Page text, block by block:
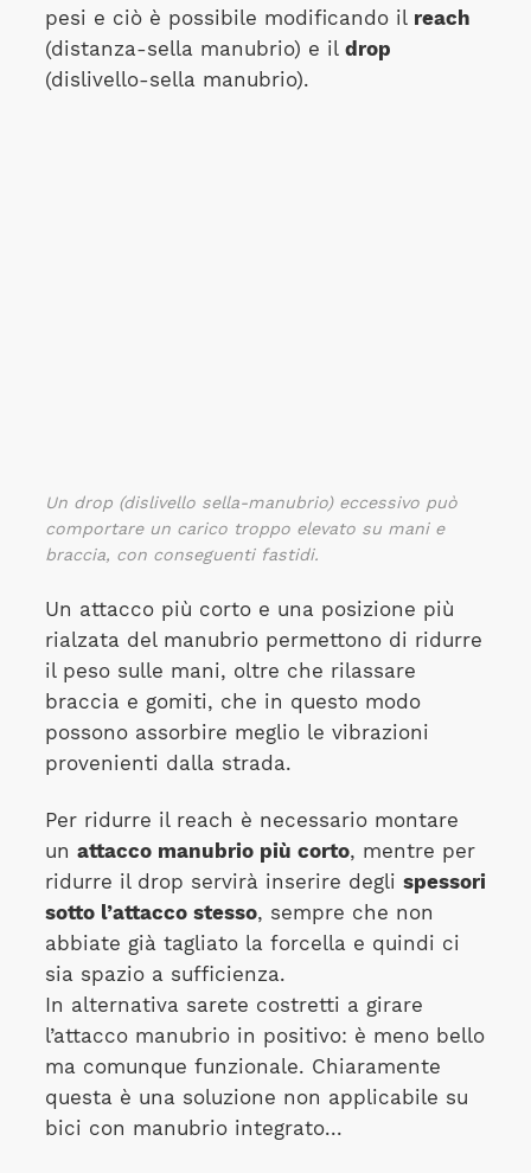
pesi e ciò è possibile modificando il reach
(distanza-sella manubrio) e il drop
(dislivello-sella manubrio).
Un drop (dislivello sella-manubrio) eccessivo può
comportare un carico troppo elevato su mani e
braccia, con conseguenti fastidi.
Un attacco più corto e una posizione più
rialzata del manubrio permettono di ridurre
il peso sulle mani, oltre che rilassare
braccia e gomiti, che in questo modo
possono assorbire meglio le vibrazioni
provenienti dalla strada.
Per ridurre il reach è necessario montare
un attacco manubrio più corto, mentre per
ridurre il drop servirà inserire degli spessori
sotto l’attacco stesso, sempre che non
abbiate già tagliato la forcella e quindi ci
sia spazio a sufficienza.
In alternativa sarete costretti a girare
l’attacco manubrio in positivo: è meno bello
ma comunque funzionale. Chiaramente
questa è una soluzione non applicabile su
bici con manubrio integrato...